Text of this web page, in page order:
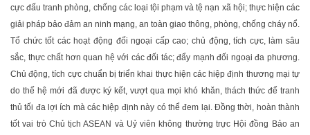
cực đấu tranh phòng, chống các loại tội phạm và tệ nạn xã hội; thực hiện các
giải pháp bảo đảm an ninh mạng, an toàn giao thông, phòng, chống cháy nổ.
Tổ chức tốt các hoạt động đối ngoại cấp cao; chủ động, tích cực, làm sâu
sắc, thực chất hơn quan hệ với các đối tác; đẩy mạnh đối ngoại đa phương.
Chủ động, tích cực chuẩn bị triển khai thực hiện các hiệp định thương mại tự
do thế hệ mới đã được ký kết, vượt qua mọi khó khăn, thách thức để tranh
thủ tối đa lợi ích mà các hiệp định này có thể đem lại. Đồng thời, hoàn thành
tốt vai trò Chủ tịch ASEAN và Uỷ viên không thường trực Hội đồng Bảo an